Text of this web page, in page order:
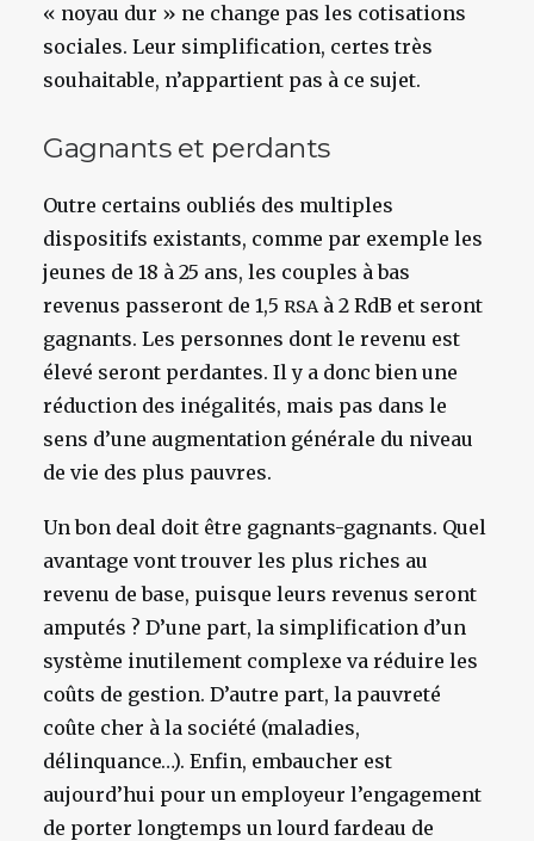
« noyau dur » ne change pas les cotisations
sociales. Leur simplification, certes très
souhaitable, n’appartient pas à ce sujet.
Gagnants et perdants
Outre certains oubliés des multiples
dispositifs existants, comme par exemple les
jeunes de 18 à 25 ans, les couples à bas
revenus passeront de 1,5 RSAà 2 RdB et seront
gagnants. Les personnes dont le revenu est
élevé seront perdantes. Il y a donc bien une
réduction des inégalités, mais pas dans le
sens d’une augmentation générale du niveau
de vie des plus pauvres.
Un bon deal doit être gagnants-gagnants. Quel
avantage vont trouver les plus riches au
revenu de base, puisque leurs revenus seront
amputés ? D’une part, la simplification d’un
système inutilement complexe va réduire les
coûts de gestion. D’autre part, la pauvreté
coûte cher à la société (maladies,
délinquance…). Enfin, embaucher est
aujourd’hui pour un employeur l’engagement
de porter longtemps un lourd fardeau de